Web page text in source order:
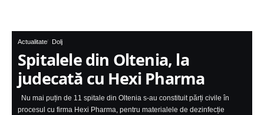
Actualitate Dolj
Spitalele din Oltenia, la
judecată cu Hexi Pharma
Nu mai puțin de 11 spitale din Oltenia s-au constituit părți civile în
procesul cu firma Hexi Pharma, pentru materialele de dezinfecție